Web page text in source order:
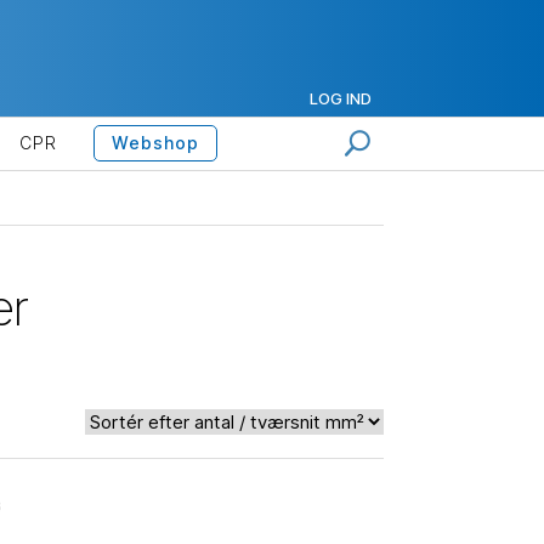
LOG IND
CPR Webshop